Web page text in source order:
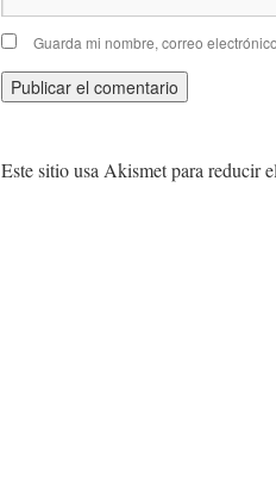
Guarda mi nombre, correo
Este sitio usa Akismet para reducir